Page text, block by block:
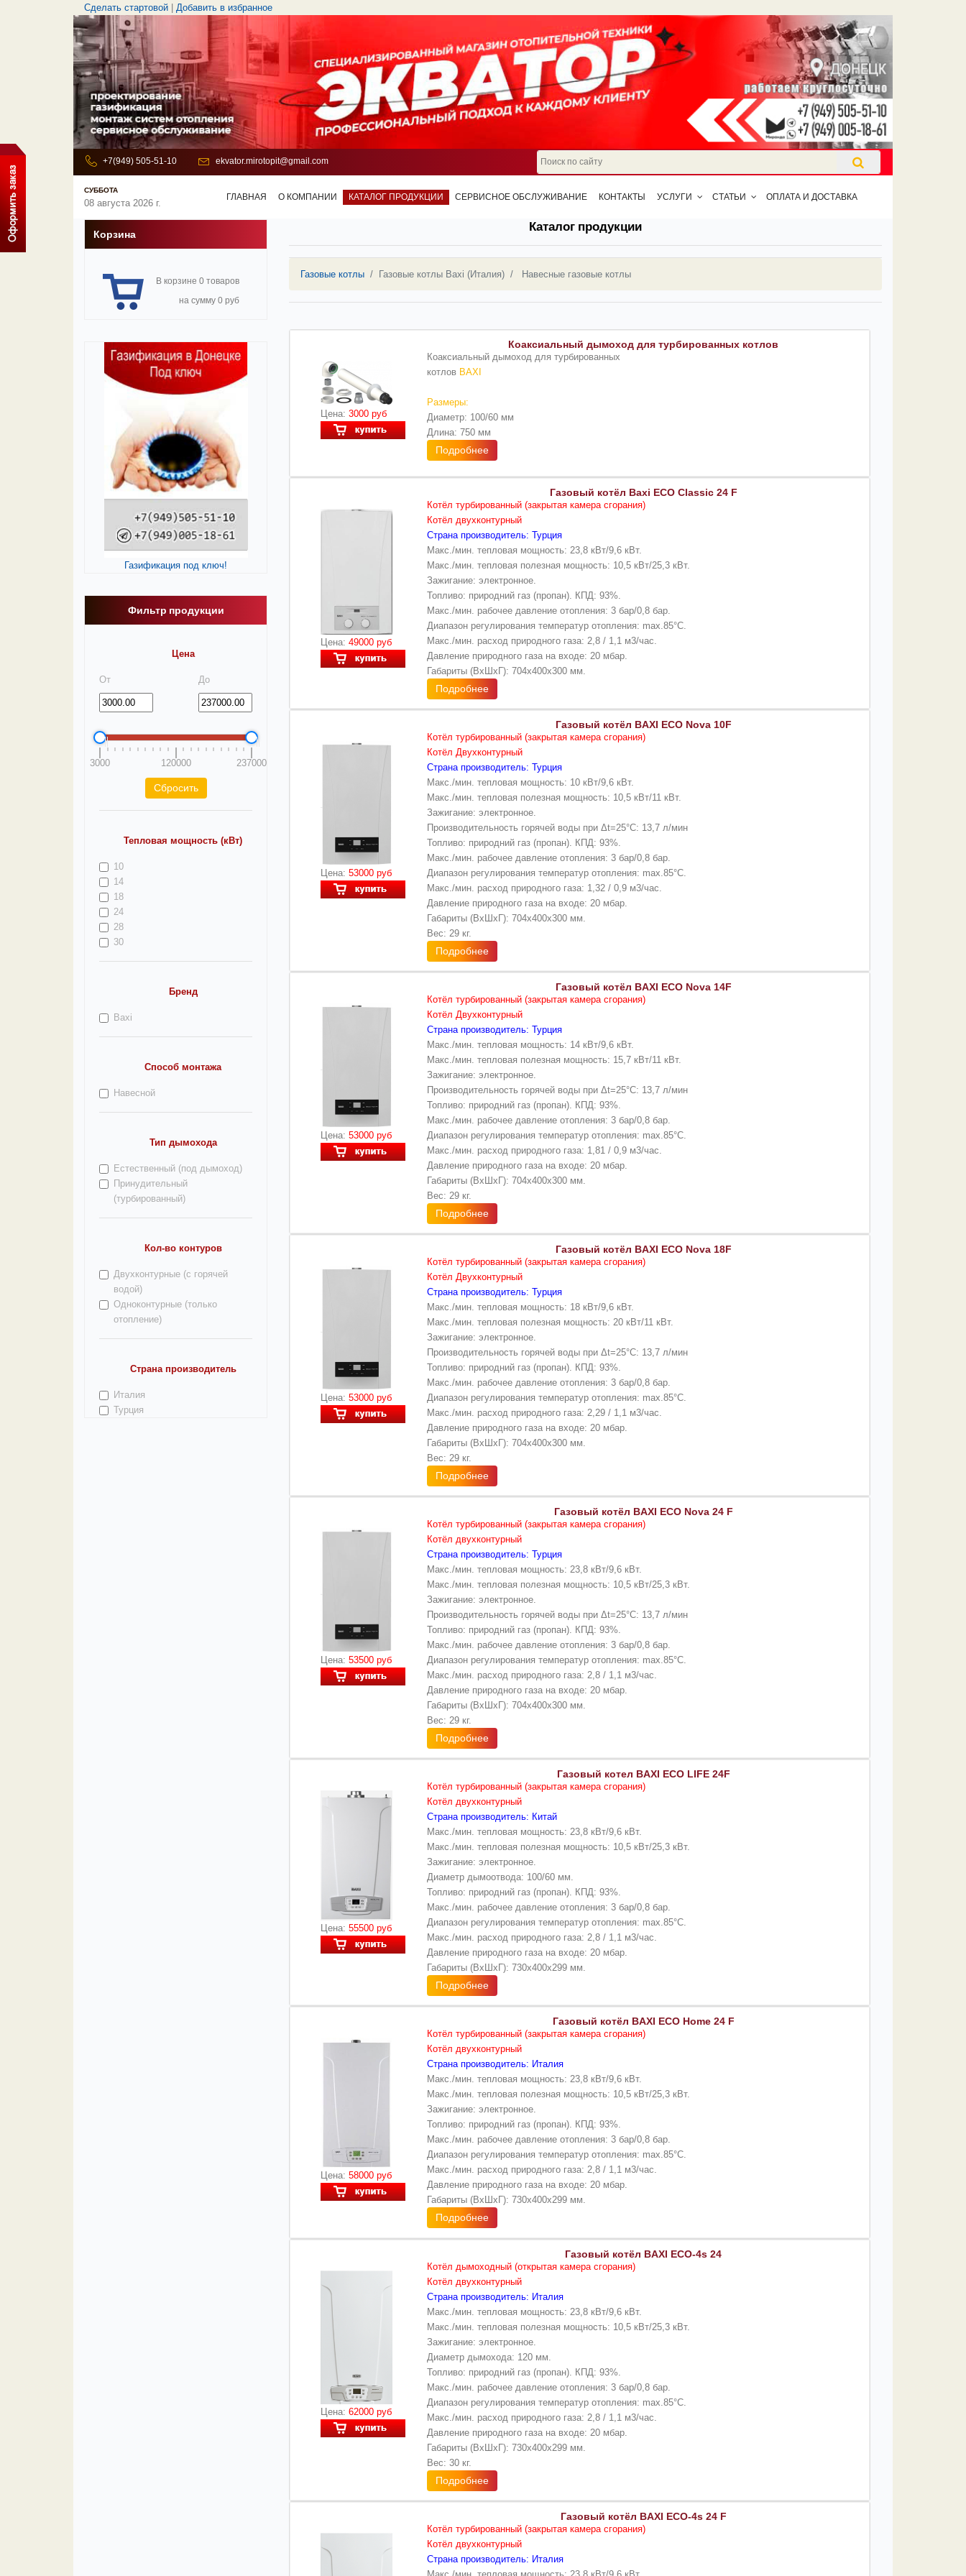
Сделать стартовой Добавить в избранное
+7(949) 505-51-10 ekvator.mirotopit@gmail.com
СУББОТА
08 августа 2026 г.
ГЛАВНАЯ О КОМПАНИИ КАТАЛОГ ПРОДУКЦИИ СЕРВИСНОЕ ОБСЛУЖИВАНИЕ КОНТАКТЫ УСЛУГИ СТАТЬИ ОПЛАТА И ДОСТАВКА
Корзина
В корзине 0 товаров
на сумму 0 руб
Газификация под ключ!
Фильтр продукции
Цена
От До
3000 120000 237000
Тепловая мощность (кВт)
10
14
18
24
28
30
Бренд
Baxi
Способ монтажа
Навесной
Тип дымохода
Естественный (под дымоход)
Принудительный
(турбированный)
Кол-во контуров
Двухконтурные (с горячей
водой)
Одноконтурные (только
отопление)
Страна производитель
Италия
Турция
Каталог продукции
Газовые котлы Газовые котлы Baxi (Италия) Навесные газовые котлы
Цена: 3000 руб
Коаксиальный дымоход для турбированных котлов
Коаксиальный дымоход для турбированных
котлов BAXI
Размеры:
Диаметр: 100/60 мм
Длина: 750 мм
Подробнее
Цена: 49000 руб
Газовый котёл Baxi ECO Classic 24 F
Котёл турбированный (закрытая камера сгорания)
Котёл двухконтурный
Страна производитель: Турция
Макс./мин. тепловая мощность: 23,8 кВт/9,6 кВт.
Макс./мин. тепловая полезная мощность: 10,5 кВт/25,3 кВт.
Зажигание: электронное.
Топливо: природний газ (пропан). КПД: 93%.
Макс./мин. рабочее давление отопления: 3 бар/0,8 бар.
Диапазон регулирования температур отопления: max.85°C.
Макс./мин. расход природного газа: 2,8 / 1,1 м3/час.
Давление природного газа на входе: 20 мбар.
Габариты (ВхШхГ): 704х400х300 мм.
Подробнее
Цена: 53000 руб
Газовый котёл BAXI ECO Nova 10F
Котёл турбированный (закрытая камера сгорания)
Котёл Двухконтурный
Страна производитель: Турция
Макс./мин. тепловая мощность: 10 кВт/9,6 кВт.
Макс./мин. тепловая полезная мощность: 10,5 кВт/11 кВт.
Зажигание: электронное.
Производительность горячей воды при Δt=25°С: 13,7 л/мин
Топливо: природний газ (пропан). КПД: 93%.
Макс./мин. рабочее давление отопления: 3 бар/0,8 бар.
Диапазон регулирования температур отопления: max.85°C.
Макс./мин. расход природного газа: 1,32 / 0,9 м3/час.
Давление природного газа на входе: 20 мбар.
Габариты (ВхШхГ): 704х400х300 мм.
Вес: 29 кг.
Подробнее
Цена: 53000 руб
Газовый котёл BAXI ECO Nova 14F
Котёл турбированный (закрытая камера сгорания)
Котёл Двухконтурный
Страна производитель: Турция
Макс./мин. тепловая мощность: 14 кВт/9,6 кВт.
Макс./мин. тепловая полезная мощность: 15,7 кВт/11 кВт.
Зажигание: электронное.
Производительность горячей воды при Δt=25°С: 13,7 л/мин
Топливо: природний газ (пропан). КПД: 93%.
Макс./мин. рабочее давление отопления: 3 бар/0,8 бар.
Диапазон регулирования температур отопления: max.85°C.
Макс./мин. расход природного газа: 1,81 / 0,9 м3/час.
Давление природного газа на входе: 20 мбар.
Габариты (ВхШхГ): 704х400х300 мм.
Вес: 29 кг.
Подробнее
Цена: 53000 руб
Газовый котёл BAXI ECO Nova 18F
Котёл турбированный (закрытая камера сгорания)
Котёл Двухконтурный
Страна производитель: Турция
Макс./мин. тепловая мощность: 18 кВт/9,6 кВт.
Макс./мин. тепловая полезная мощность: 20 кВт/11 кВт.
Зажигание: электронное.
Производительность горячей воды при Δt=25°С: 13,7 л/мин
Топливо: природний газ (пропан). КПД: 93%.
Макс./мин. рабочее давление отопления: 3 бар/0,8 бар.
Диапазон регулирования температур отопления: max.85°C.
Макс./мин. расход природного газа: 2,29 / 1,1 м3/час.
Давление природного газа на входе: 20 мбар.
Габариты (ВхШхГ): 704х400х300 мм.
Вес: 29 кг.
Подробнее
Цена: 53500 руб
Газовый котёл BAXI ECO Nova 24 F
Котёл турбированный (закрытая камера сгорания)
Котёл двухконтурный
Страна производитель: Турция
Макс./мин. тепловая мощность: 23,8 кВт/9,6 кВт.
Макс./мин. тепловая полезная мощность: 10,5 кВт/25,3 кВт.
Зажигание: электронное.
Производительность горячей воды при Δt=25°С: 13,7 л/мин
Топливо: природний газ (пропан). КПД: 93%.
Макс./мин. рабочее давление отопления: 3 бар/0,8 бар.
Диапазон регулирования температур отопления: max.85°C.
Макс./мин. расход природного газа: 2,8 / 1,1 м3/час.
Давление природного газа на входе: 20 мбар.
Габариты (ВхШхГ): 704х400х300 мм.
Вес: 29 кг.
Подробнее
Цена: 55500 руб
Газовый котел BAXI ECO LIFE 24F
Котёл турбированный (закрытая камера сгорания)
Котёл двухконтурный
Страна производитель: Китай
Макс./мин. тепловая мощность: 23,8 кВт/9,6 кВт.
Макс./мин. тепловая полезная мощность: 10,5 кВт/25,3 кВт.
Зажигание: электронное.
Диаметр дымоотвода: 100/60 мм.
Топливо: природний газ (пропан). КПД: 93%.
Макс./мин. рабочее давление отопления: 3 бар/0,8 бар.
Диапазон регулирования температур отопления: max.85°C.
Макс./мин. расход природного газа: 2,8 / 1,1 м3/час.
Давление природного газа на входе: 20 мбар.
Габариты (ВхШхГ): 730х400x299 мм.
Подробнее
Цена: 58000 руб
Газовый котёл BAXI ECO Home 24 F
Котёл турбированный (закрытая камера сгорания)
Котёл двухконтурный
Страна производитель: Италия
Макс./мин. тепловая мощность: 23,8 кВт/9,6 кВт.
Макс./мин. тепловая полезная мощность: 10,5 кВт/25,3 кВт.
Зажигание: электронное.
Топливо: природний газ (пропан). КПД: 93%.
Макс./мин. рабочее давление отопления: 3 бар/0,8 бар.
Диапазон регулирования температур отопления: max.85°C.
Макс./мин. расход природного газа: 2,8 / 1,1 м3/час.
Давление природного газа на входе: 20 мбар.
Габариты (ВхШхГ): 730х400х299 мм.
Подробнее
Цена: 62000 руб
Газовый котёл BAXI ECO-4s 24
Котёл дымоходный (открытая камера сгорания)
Котёл двухконтурный
Страна производитель: Италия
Макс./мин. тепловая мощность: 23,8 кВт/9,6 кВт.
Макс./мин. тепловая полезная мощность: 10,5 кВт/25,3 кВт.
Зажигание: электронное.
Диаметр дымохода: 120 мм.
Топливо: природний газ (пропан). КПД: 93%.
Макс./мин. рабочее давление отопления: 3 бар/0,8 бар.
Диапазон регулирования температур отопления: max.85°C.
Макс./мин. расход природного газа: 2,8 / 1,1 м3/час.
Давление природного газа на входе: 20 мбар.
Габариты (ВхШхГ): 730х400x299 мм.
Вес: 30 кг.
Подробнее
Газовый котёл BAXI ECO-4s 24 F
Котёл турбированный (закрытая камера сгорания)
Котёл двухконтурный
Страна производитель: Италия